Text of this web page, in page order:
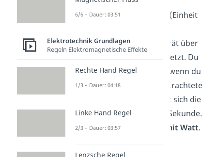
Dieelektrische Energie E
(Einheit
Gesamtmenge, die ein Gerät über
umsetzt. Du
erhältst also die Leistung, wenn du
die Energie E durch die betrachtete
Zeit t teilst. Dadurch ergibt sich die
Einheit — also Joule pro Sekunde.
Das istgleichbedeutend mit Watt.
6/6 – Dauer: 03:51
Elektrotechnik Grundlagen
Regeln Elektromagnetische Effekte
Rechte Hand Regel
1/3 – Dauer: 04:18
Linke Hand Regel
2/3 – Dauer: 03:57
Lenzsche Regel